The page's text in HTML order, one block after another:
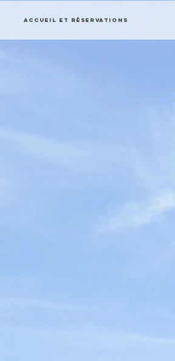
Accueil et réservations